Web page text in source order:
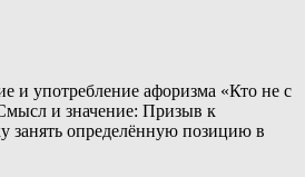
и употребление афоризма «Кто не с
и значение: Призыв к
занять определённую позицию в